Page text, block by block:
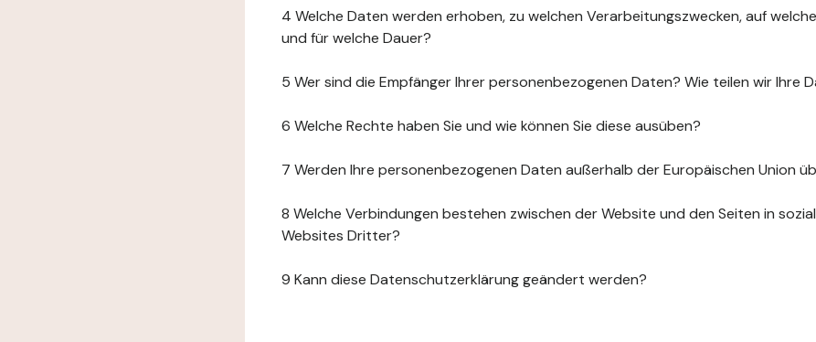
4 Welche Daten werden erhoben, zu welchen Verarbeitungszwecken, auf
und für welche Dauer?
5 Wer sind die Empfänger Ihrer personenbezogenen Daten? Wie teilen wir Ihre
6 Welche Rechte haben Sie und wie können Sie diese ausüben?
7 Werden Ihre personenbezogenen Daten außerhalb der Europäischen Union
8 Welche Verbindungen bestehen zwischen der Website und den Seiten in
Websites Dritter?
9 Kann diese Datenschutzerklärung geändert werden?